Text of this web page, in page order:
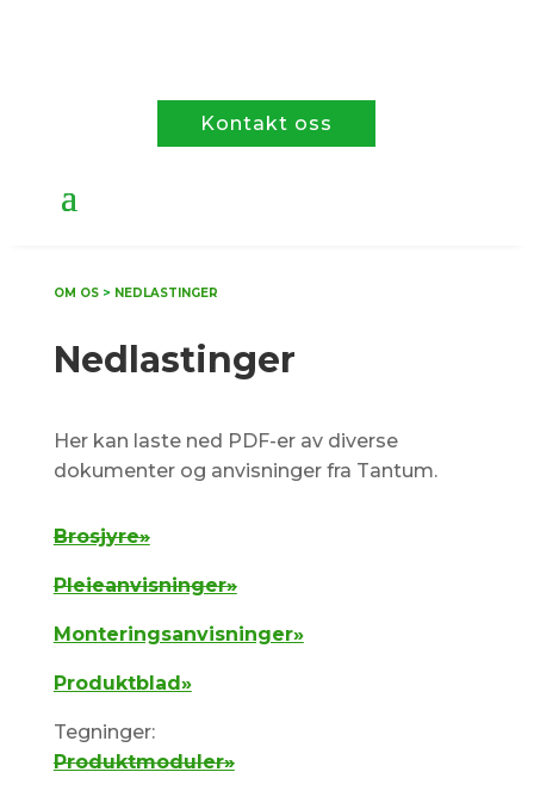
Kontakt oss
OM OS> NEDLASTINGER
Nedlastinger
Her kan laste ned PDF-er av diverse
dokumenter og anvisninger fra Tantum.
Brosjyre»
Pleieanvisninger»
Monteringsanvisninger»
Produktblad»
Tegninger:
Produktmoduler»